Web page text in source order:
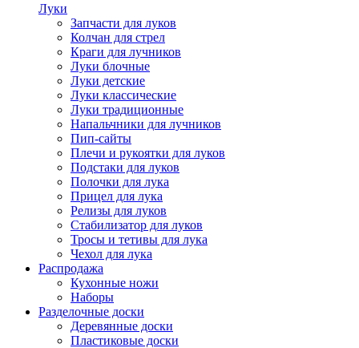
Луки
Запчасти для луков
Колчан для стрел
Краги для лучников
Луки блочные
Луки детские
Луки классические
Луки традиционные
Напальчники для лучников
Пип-сайты
Плечи и рукоятки для луков
Подстаки для луков
Полочки для лука
Прицел для лука
Релизы для луков
Стабилизатор для луков
Тросы и тетивы для лука
Чехол для лука
Распродажа
Кухонные ножи
Наборы
Разделочные доски
Деревянные доски
Пластиковые доски